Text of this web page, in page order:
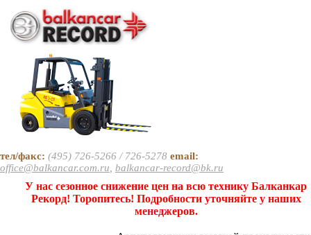
тел/факс: (495) 726-5266 / 726-5278 email:
office@balkancar.com.ru balkancar-record@bk.ru
У нас сезонное снижение цен на всю технику Балканкар
Рекорд! Торопитесь! Подробности уточняйте у наших
менеджеров.